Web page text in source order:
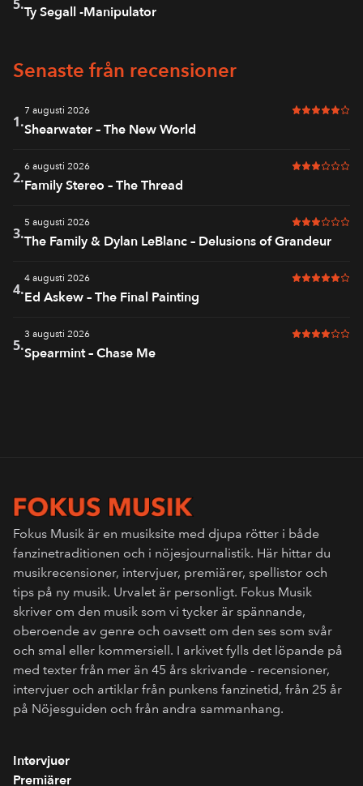
5.Ty Segall -Manipulator
Senaste från recensioner
1.
7 augusti 2026 5 av 6 i
Shearwater – The New World
2.
6 augusti 2026 3 av 6 i
Family Stereo – The Thread
3.
5 augusti 2026 3 av 6 i
The Family & Dylan LeBlanc – Delusions of Grandeur
4.
4 augusti 2026 5 av 6 i
Ed Askew – The Final Painting
5.
3 augusti 2026 4 av 6 i
Spearmint – Chase Me
Fokus Musik är en musiksite med djupa rötter i både
fanzinetraditionen och i nöjesjournalistik. Här hittar du
musikrecensioner, intervjuer, premiärer, spellistor och
tips på ny musik. Urvalet är personligt. Fokus Musik
skriver om den musik som vi tycker är spännande,
oberoende av genre och oavsett om den ses som svår
och smal eller kommersiell. I arkivet fylls det löpande på
med texter från mer än 45 års skrivande - recensioner,
intervjuer och artiklar från punkens fanzinetid, från 25 år
på Nöjesguiden och från andra sammanhang.
Intervjuer
Premiärer